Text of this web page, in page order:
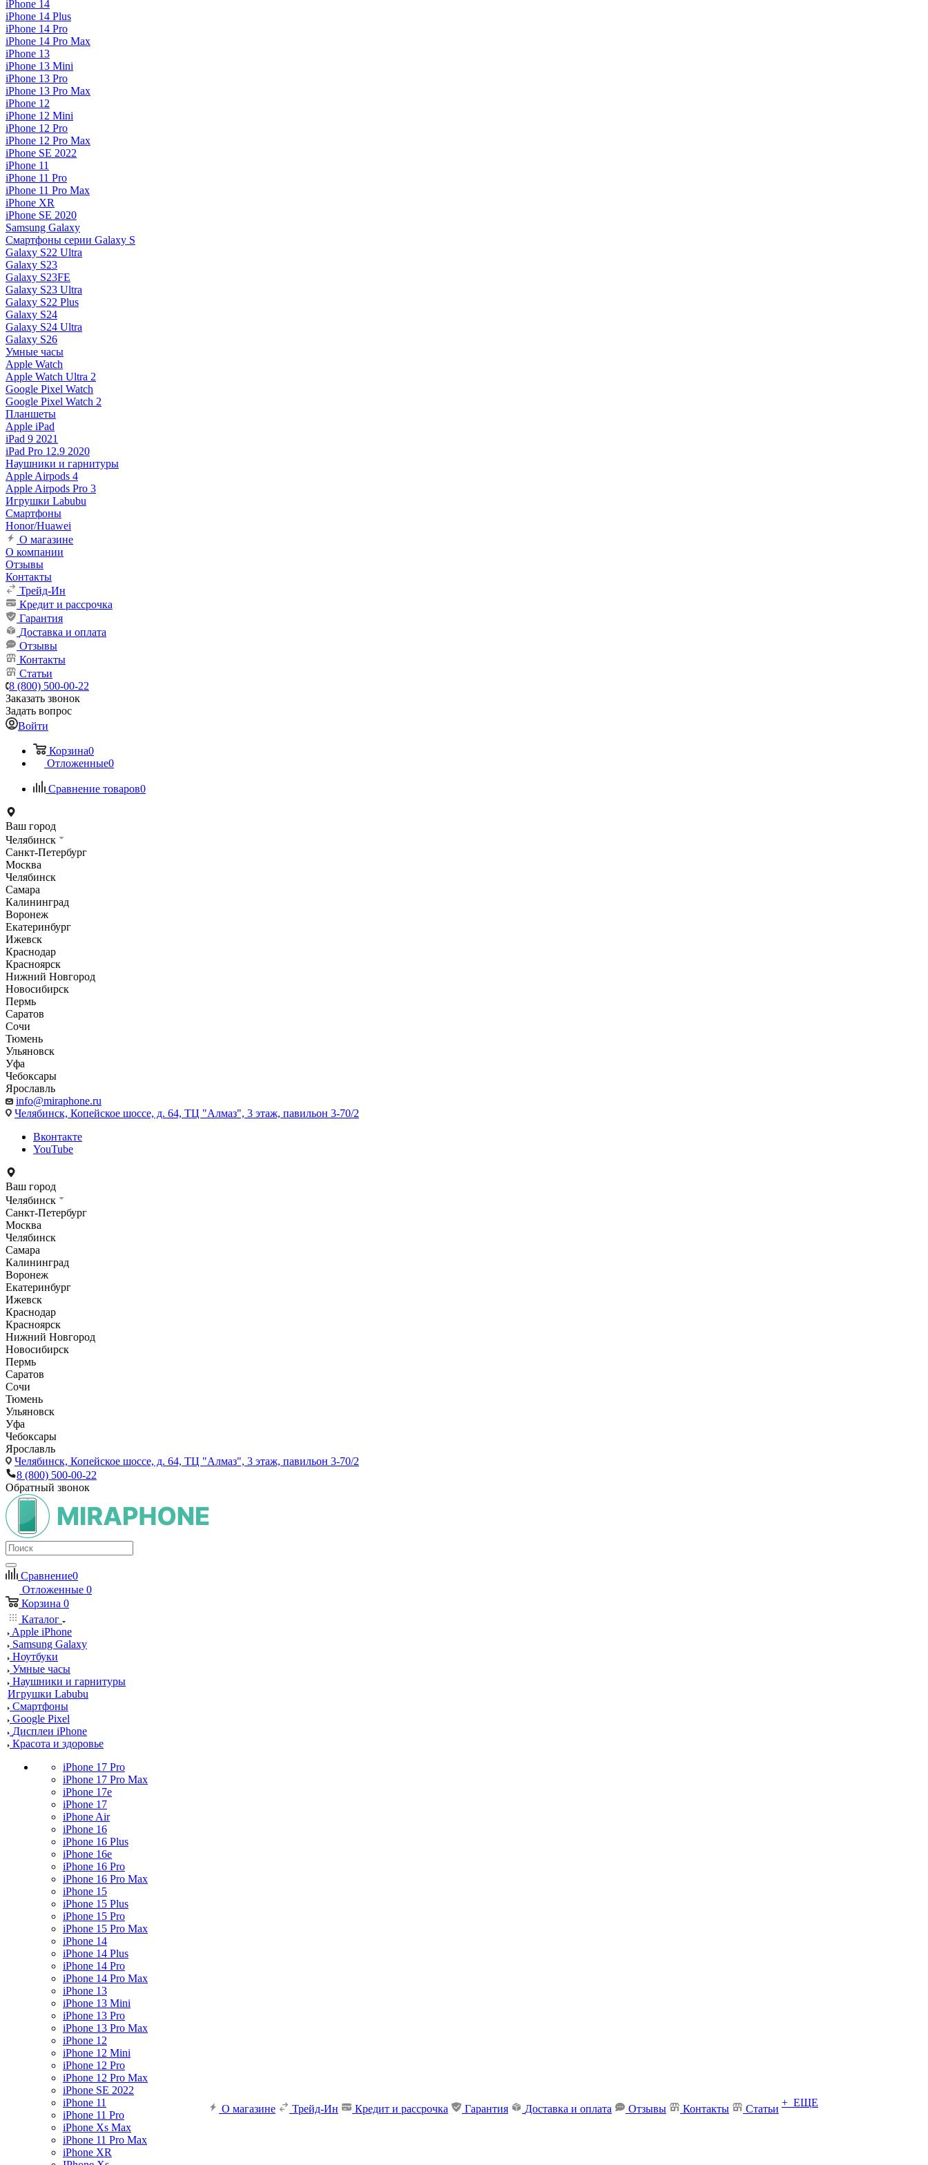
iPhone 14
iPhone 14 Plus
iPhone 14 Pro
iPhone 14 Pro Max
iPhone 13
iPhone 13 Mini
iPhone 13 Pro
iPhone 13 Pro Max
iPhone 12
iPhone 12 Mini
iPhone 12 Pro
iPhone 12 Pro Max
iPhone SE 2022
iPhone 11
iPhone 11 Pro
iPhone 11 Pro Max
iPhone XR
iPhone SE 2020
Samsung Galaxy
Смартфоны серии Galaxy S
Galaxy S22 Ultra
Galaxy S23
Galaxy S23FE
Galaxy S23 Ultra
Galaxy S22 Plus
Galaxy S24
Galaxy S24 Ultra
Galaxy S26
Умные часы
Apple Watch
Apple Watch Ultra 2
Google Pixel Watch
Google Pixel Watch 2
Планшеты
Apple iPad
iPad 9 2021
iPad Pro 12.9 2020
Наушники и гарнитуры
Apple Airpods 4
Apple Airpods Pro 3
Игрушки Labubu
Смартфоны
Honor/Huawei
О магазине
О компании
Отзывы
Контакты
Трейд-Ин
Кредит и рассрочка
Гарантия
Доставка и оплата
Отзывы
Контакты
Статьи
8 (800) 500-00-22
Заказать звонок
Задать вопрос
Войти
Корзина0
Отложенные0
Сравнение товаров0
Ваш город
Челябинск
Санкт-Петербург
Москва
Челябинск
Самара
Калининград
Воронеж
Екатеринбург
Ижевск
Краснодар
Красноярск
Нижний Новгород
Новосибирск
Пермь
Саратов
Сочи
Тюмень
Ульяновск
Уфа
Чебоксары
Ярославль
info@miraphone.ru
Челябинск, Копейское шоссе, д. 64, ТЦ "Алмаз", 3 этаж, павильон 3-70/2
Вконтакте
YouTube
Ваш город
Челябинск
Санкт-Петербург
Москва
Челябинск
Самара
Калининград
Воронеж
Екатеринбург
Ижевск
Краснодар
Красноярск
Нижний Новгород
Новосибирск
Пермь
Саратов
Сочи
Тюмень
Ульяновск
Уфа
Чебоксары
Ярославль
Челябинск, Копейское шоссе, д. 64, ТЦ "Алмаз", 3 этаж, павильон 3-70/2
8 (800) 500-00-22
Обратный звонок
Сравнение0
Отложенные 0
Корзина 0
Каталог
Apple iPhone
Samsung Galaxy
Ноутбуки
Умные часы
Наушники и гарнитуры
Игрушки Labubu
Смартфоны
Google Pixel
Дисплеи iPhone
Красота и здоровье
iPhone 17 Pro
iPhone 17 Pro Max
iPhone 17e
iPhone 17
iPhone Air
iPhone 16
iPhone 16 Plus
iPhone 16e
iPhone 16 Pro
iPhone 16 Pro Max
iPhone 15
iPhone 15 Plus
iPhone 15 Pro
iPhone 15 Pro Max
iPhone 14
iPhone 14 Plus
iPhone 14 Pro
iPhone 14 Pro Max
iPhone 13
iPhone 13 Mini
iPhone 13 Pro
iPhone 13 Pro Max
iPhone 12
iPhone 12 Mini
iPhone 12 Pro
iPhone 12 Pro Max
iPhone SE 2022
iPhone 11
iPhone 11 Pro
iPhone Xs Max
iPhone 11 Pro Max
iPhone XR
О магазине Трейд-Ин Кредит и рассрочка Гарантия Доставка и оплата Отзывы Контакты Статьи
+ ЕЩЕ